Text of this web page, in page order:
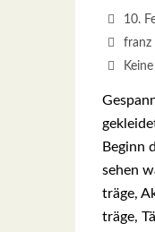
10.
franz
Beginn
sehen
trä­ge,
trä­ge,